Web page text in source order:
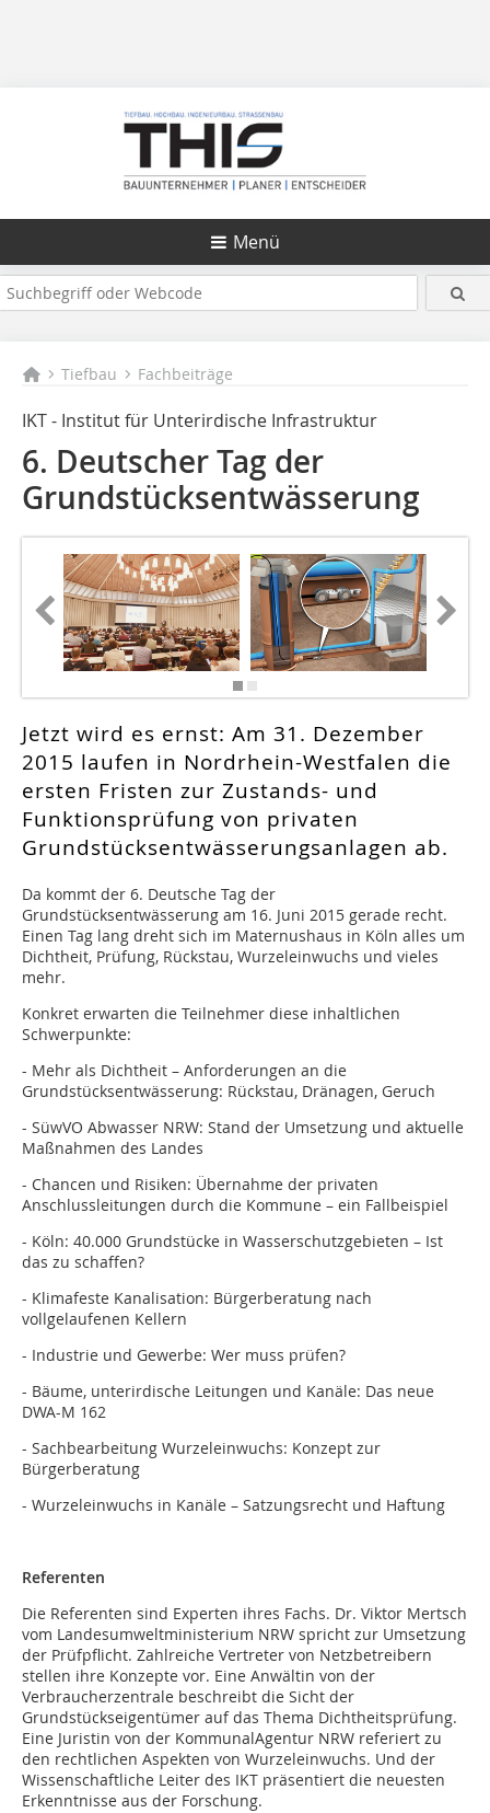
Menü
Tiefbau Fachbeiträge
IKT - Institut für Unterirdische Infrastruktur
6. Deutscher Tag der
Grundstücksentwässerung
Jetzt wird es ernst: Am 31. Dezember
2015 laufen in Nordrhein-Westfalen die
ersten Fristen zur Zustands- und
Funktionsprüfung von privaten
Grundstücksentwässerungsanlagen ab.
Da kommt der 6. Deutsche Tag der
Grundstücksentwässerung am 16. Juni 2015 gerade recht.
Einen Tag lang dreht sich im Maternushaus in Köln alles um
Dichtheit, Prüfung, Rückstau, Wurzeleinwuchs und vieles
mehr.
Konkret erwarten die Teilnehmer diese inhaltlichen
Schwerpunkte:
- Mehr als Dichtheit – Anforderungen an die
Grundstücksentwässerung: Rückstau, Dränagen, Geruch
- SüwVO Abwasser NRW: Stand der Umsetzung und aktuelle
Maßnahmen des Landes
- Chancen und Risiken: Übernahme der privaten
Anschlussleitungen durch die Kommune – ein Fallbeispiel
- Köln: 40.000 Grundstücke in Wasserschutzgebieten – Ist
das zu schaffen?
- Klimafeste Kanalisation: Bürgerberatung nach
vollgelaufenen Kellern
- Industrie und Gewerbe: Wer muss prüfen?
- Bäume, unterirdische Leitungen und Kanäle: Das neue
DWA-M 162
- Sachbearbeitung Wurzeleinwuchs: Konzept zur
Bürgerberatung
- Wurzeleinwuchs in Kanäle – Satzungsrecht und Haftung
Referenten
Die Referenten sind Experten ihres Fachs. Dr. Viktor Mertsch
vom Landesumweltministerium NRW spricht zur Umsetzung
der Prüfpflicht. Zahlreiche Vertreter von Netzbetreibern
stellen ihre Konzepte vor. Eine Anwältin von der
Verbraucherzentrale beschreibt die Sicht der
Grundstückseigentümer auf das Thema Dichtheitsprüfung.
Eine Juristin von der KommunalAgentur NRW referiert zu
den rechtlichen Aspekten von Wurzeleinwuchs. Und der
Wissenschaftliche Leiter des IKT präsentiert die neuesten
Erkenntnisse aus der Forschung.